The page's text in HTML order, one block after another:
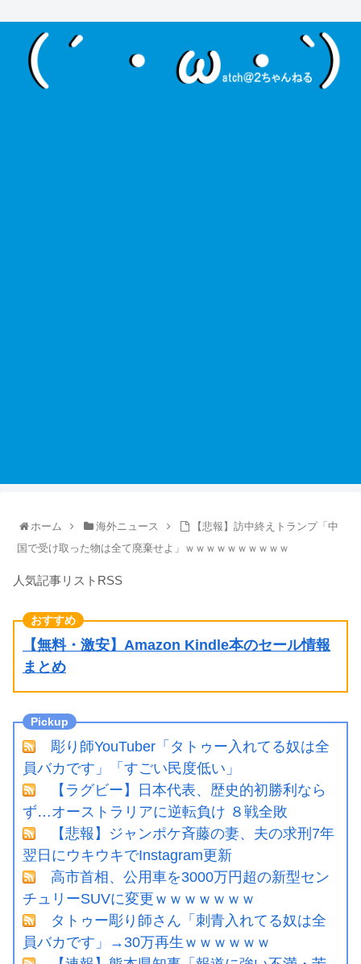
ホーム 海外ニュース
【悲報】訪中終えトランプ「中
国で受け取った物は全て廃棄せよ」ｗｗｗｗｗｗｗｗｗｗ
人気記事リストRSS
【無料・激安】Amazon Kindle本のセール情報
まとめ
彫り師YouTuber「タトゥー入れてる奴は全
員バカです」「すごい民度低い」
【ラグビー】日本代表、歴史的初勝利なら
ず…オーストラリアに逆転負け ８戦全敗
【悲報】ジャンポケ斉藤の妻、夫の求刑7年
翌日にウキウキでInstagram更新
高市首相、公用車を3000万円超の新型セン
チュリーSUVに変更ｗｗｗｗｗｗｗ
タトゥー彫り師さん「刺青入れてる奴は全
員バカです」→30万再生ｗｗｗｗｗｗ